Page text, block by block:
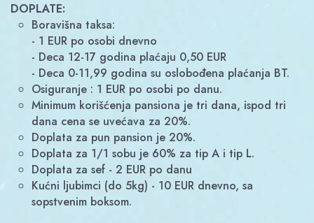
DOPLATE:
Boravišna taksa:
- 1 EUR po osobi dnevno
- Deca 12-17 godina plaćaju 0,50 EUR
- Deca 0-11,99 godina su oslobođena plaćanja BT.
Osiguranje : 1 EUR po osobi po danu.
Minimum korišćenja pansiona je tri dana, ispod tri
dana cena se uvećava za 20%.
Doplata za pun pansion je 20%.
Doplata za 1/1 sobu je 60% za tip A i tip L.
Doplata za sef - 2 EUR po danu
Kućni ljubimci (do 5kg) - 10 EUR dnevno, sa
sopstvenim boksom.